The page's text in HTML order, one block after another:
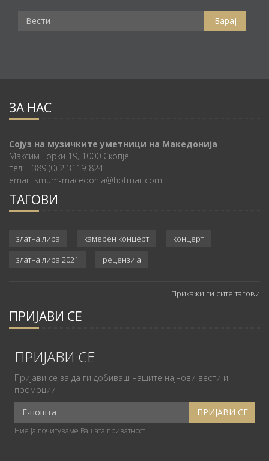
ЗА НАС
Сојуз на музичките уметници на Македонија
Максим Горки 19, 1000 Скопје
тел: +389 (0) 2 3119-824
email: smum-macedonia@hotmail.com
ТАГОВИ
златна лира камерен концерт
концерт
златна лира 2021
рецензија
Прикажи ги сите тагови
ПРИЈАВИ СЕ
ПРИЈАВИ СЕ
Пријави се за да ги добиваш нашите најнови вести и
промоции
Ние ја почитуваме Вашата приватност